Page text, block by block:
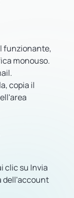
funzionante,
monouso.
copia il
clic su Invia
dell'account